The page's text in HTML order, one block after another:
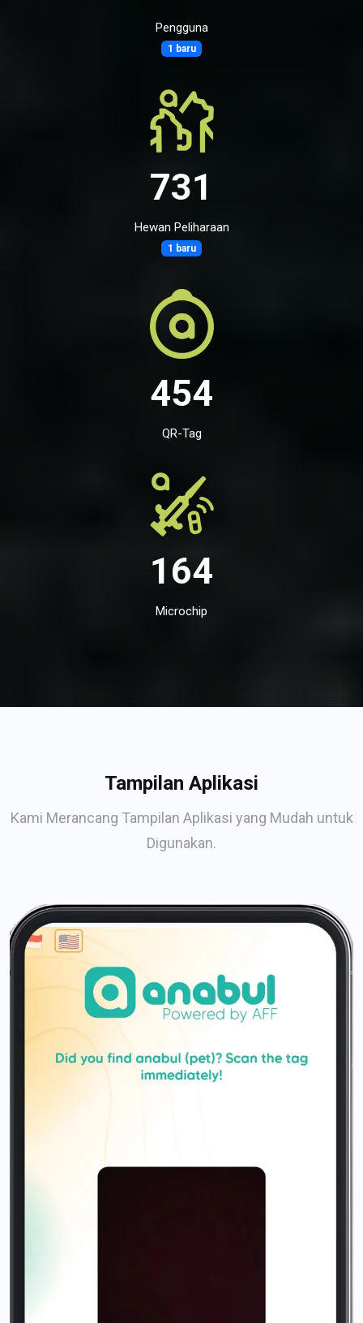
Pengguna
1 baru
731
Hewan Peliharaan
1 baru
454
QR-Tag
164
Microchip
Tampilan Aplikasi
Kami Merancang Tampilan Aplikasi yang Mudah untuk
Digunakan.